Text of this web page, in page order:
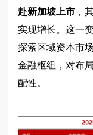
赴新加坡上市 ，
实现增长。这一
探索区域资本市
金融枢纽，对布
配性。